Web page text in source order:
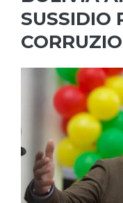
SUSSIDIO